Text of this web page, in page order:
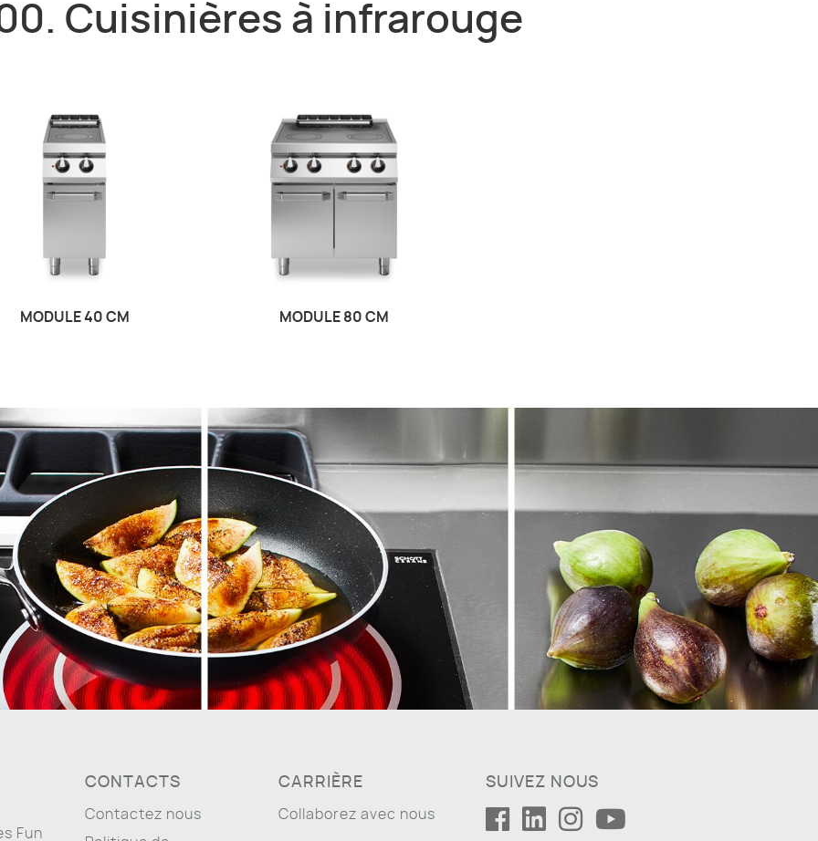
Cuisinières à infrarouge
MODULE 40 CM MODULE 80 CM
Fun
CONTACTS
Contactez nous
CARRIÈRE
Collaborez avec nous
SUIVEZ NOUS